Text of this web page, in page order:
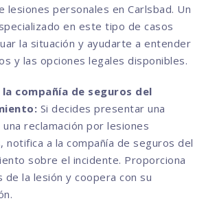
lesiones personales en Carlsbad. Un
en este tipo de casos
la situación y ayudarte a entender
y las opciones legales disponibles.
compañía de seguros del
Si decides presentar una
reclamación por lesiones
notifica a la compañía de seguros del
sobre el incidente. Proporciona
de la lesión y coopera con su